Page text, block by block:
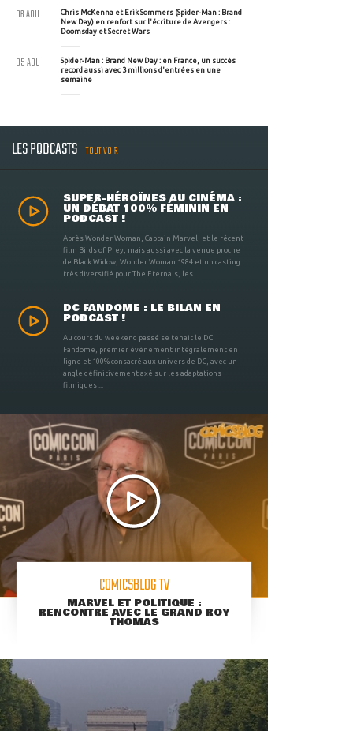
Chris McKenna et Erik Sommers (Spider-Man : Brand
New Day) en renfort sur l'écriture de Avengers :
Doomsday et Secret Wars
06 AOU
Spider-Man : Brand New Day : en France, un succès
record aussi avec 3 millions d'entrées en une
semaine
05 AOU
LES PODCASTS TOUT VOIR
SUPER-HÉROÏNES AU CINÉMA :
UN DÉBAT 100% FÉMININ EN
PODCAST !
Après Wonder Woman, Captain Marvel, et le récent
film Birds of Prey, mais aussi avec la venue proche
de Black Widow, Wonder Woman 1984 et un casting
très diversifié pour The Eternals, les ...
DC FANDOME : LE BILAN EN
PODCAST !
Au cours du weekend passé se tenait le DC
Fandome, premier évènement intégralement en
ligne et 100% consacré aux univers de DC, avec un
angle définitivement axé sur les adaptations
filmiques ...
COMICSBLOG TV
MARVEL ET POLITIQUE :
RENCONTRE AVEC LE GRAND ROY
THOMAS